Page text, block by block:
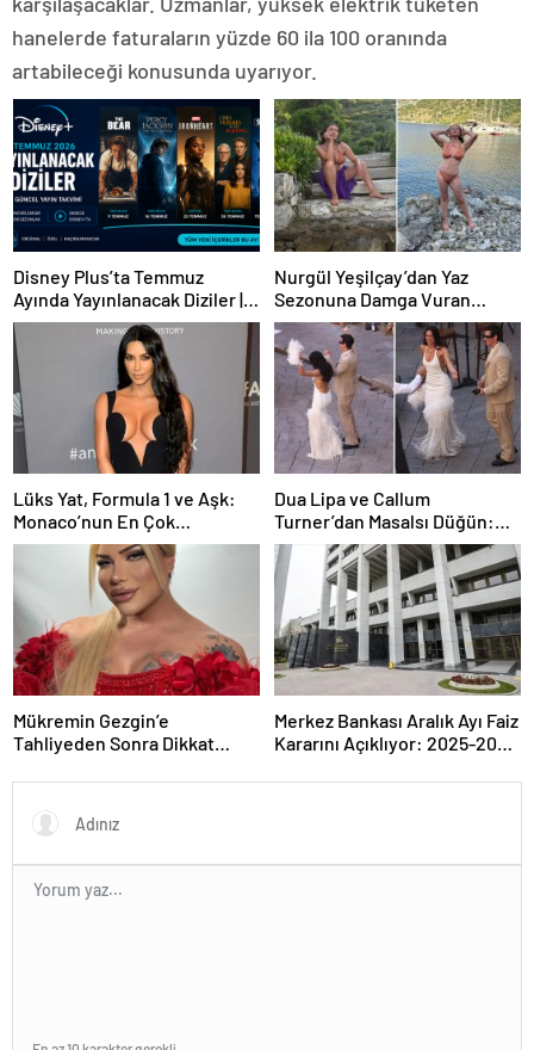
hanelerde faturaların yüzde 60 ila 100 oranında
artabileceği konusunda uyarıyor.
Disney Plus’ta Temmuz
Ayında Yayınlanacak Diziler |
2026 Güncel Yayın Takvimi
Nurgül Yeşilçay’dan Yaz
Sezonuna Damga Vuran
Paylaşım
Lüks Yat, Formula 1 ve Aşk:
Monaco’nun En Çok
Konuşulan Çifti
Dua Lipa ve Callum
Turner’dan Masalsı Düğün:
Maliyeti Dudak Uçuklattı
Mükremin Gezgin’e
Tahliyeden Sonra Dikkat
Merkez Bankası Aralık Ayı Faiz
Kararını Açıklıyor: 2025-2026